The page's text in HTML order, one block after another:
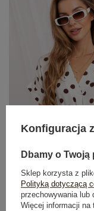
Konfiguracja
Dbamy o
Sklep korzysta z
Polityką dotyczącą
przechowywania lub
Więcej informacji na